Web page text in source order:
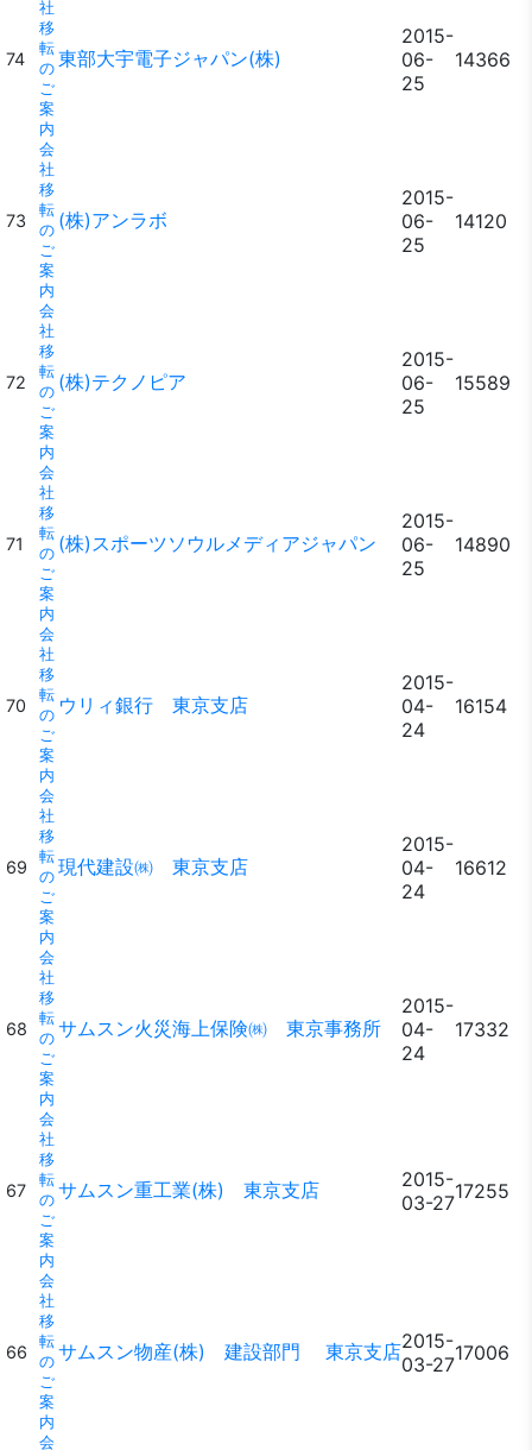
74
社
移
転
の
ご
案
内
東部大宇電子ジャパン(株)
2015-
06-
25
14366
73
会
社
移
転
の
ご
案
内
(株)アンラボ
2015-
06-
25
14120
72
会
社
移
転
の
ご
案
内
(株)テクノピア
2015-
06-
25
15589
71
会
社
移
転
の
ご
案
内
(株)スポーツソウルメディアジャパン
2015-
06-
25
14890
70
会
社
移
転
の
ご
案
内
ウリィ銀行 東京支店
2015-
04-
24
16154
69
会
社
移
転
の
ご
案
内
現代建設㈱ 東京支店
2015-
04-
24
16612
68
会
社
移
転
の
ご
案
内
サムスン火災海上保険㈱ 東京事務所
2015-
04-
24
17332
67
会
社
移
転
の
ご
案
内
サムスン重工業(株) 東京支店
2015-
03-2717255
66
会
社
移
転
の
ご
案
内
サムスン物産(株) 建設部門 東京支店2015-
03-2717006
会